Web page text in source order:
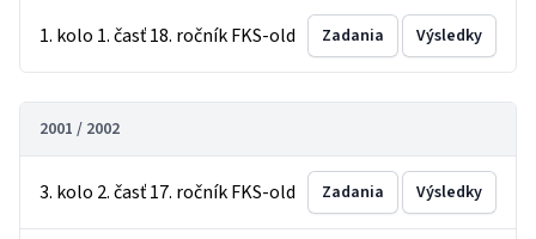
1. kolo 1. časť 18. ročník FKS-old Zadania Výsledky
2001 / 2002
3. kolo 2. časť 17. ročník FKS-old Zadania Výsledky